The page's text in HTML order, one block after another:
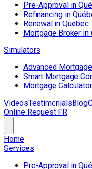
Pre-Approval in
Refinancing in
Renewal in Québec
Mortgage Broker in
Simulators
Advanced
Smart Mortgage
Mortgage Calculator
VideosTestimonialsBlog
Online Request FR
Home
Services
Pre-Approval in